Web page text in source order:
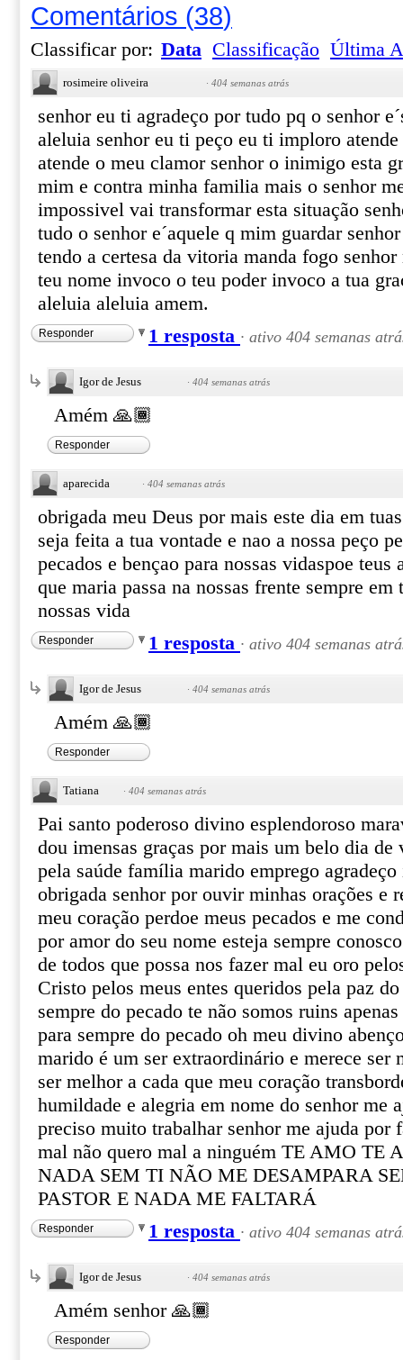
Comentários (38)
Classificar por: Data Classificação Última
rosimeire oliveira · 404 semanas atrás
senhor eu ti agradeço por tudo pq o senhor
aleluia senhor eu ti peço eu ti imploro
atende o meu clamor senhor o inimigo esta
mim e contra minha familia mais o senhor
impossivel vai transformar esta situação
tudo o senhor e´aquele q mim guardar
tendo a certesa da vitoria manda fogo
teu nome invoco o teu poder invoco a tua
aleluia aleluia amem.
Responder 1 resposta · ativo 404 semanas
Igor de Jesus · 404 semanas atrás
Amém 🙏🏾
Responder
aparecida · 404 semanas atrás
obrigada meu Deus por mais este dia em
seja feita a tua vontade e nao a nossa peço
pecados e bençao para nossas vidaspoe teus
que maria passa na nossas frente sempre em
nossas vida
Responder 1 resposta · ativo 404 semanas
Igor de Jesus · 404 semanas atrás
Amém 🙏🏾
Responder
Tatiana · 404 semanas atrás
Pai santo poderoso divino esplendoroso
dou imensas graças por mais um belo dia de
pela saúde família marido emprego
obrigada senhor por ouvir minhas orações e
meu coração perdoe meus pecados e me
por amor do seu nome esteja sempre
de todos que possa nos fazer mal eu oro
Cristo pelos meus entes queridos pela paz
sempre do pecado te não somos ruins
para sempre do pecado oh meu divino
marido é um ser extraordinário e merece
ser melhor a cada que meu coração
humildade e alegria em nome do senhor me
preciso muito trabalhar senhor me ajuda por
mal não quero mal a ninguém TE AMO TE
NADA SEM TI NÃO ME DESAMPARA
PASTOR E NADA ME FALTARÁ
Responder 1 resposta · ativo 404 semanas
Igor de Jesus · 404 semanas atrás
Amém senhor 🙏🏾
Responder